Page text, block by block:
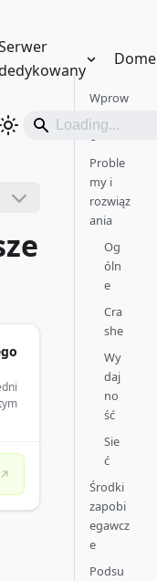
Wprow
adzeni
e
Proble
my i
rozwiąz
ania
Og
óln
e
Cra
she
Wy
daj
no
ść
Sie
ć
Środki
zapobi
egawcz
e
Podsu